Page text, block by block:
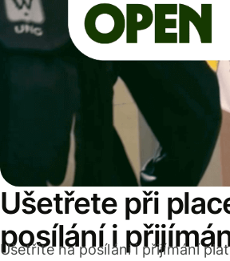
Ušetřete při
posílání i
Ušetříte na posílání i přijímání